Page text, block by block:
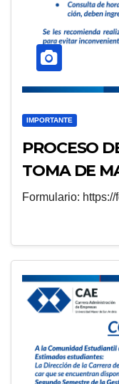
IMPORTANTE
PROCESO
TOMA DE
Formulario: